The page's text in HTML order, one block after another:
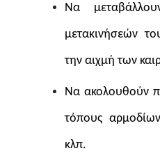
Να
μετακινήσεών
την αιχμή των
Να ακολουθούν
τόπους
κλπ.